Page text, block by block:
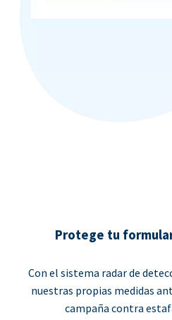
Protege tu
Con el sistema radar de
nuestras propias medidas
campaña contra